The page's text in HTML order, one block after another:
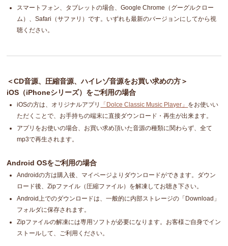
スマートフォン、タブレットの場合、Google Chrome（グーグルクロー
ム）、Safari（サファリ）です。いずれも最新のバージョンにしてから視
聴ください。
＜CD音源、圧縮音源、ハイレゾ音源をお買い求めの方＞
iOS（iPhoneシリーズ）をご利用の場合
iOSの方は、オリジナルアプリ 「Dolce Classic Music Player」 をお使いい
ただくことで、お手持ちの端末に直接ダウンロード・再生が出来ます。
アプリをお使いの場合、お買い求め頂いた音源の種類に関わらず、全て
mp3で再生されます。
Android OSをご利用の場合
Androidの方は購入後、マイページよりダウンロードができます。ダウン
ロード後、Zipファイル（圧縮ファイル）を解凍してお聴き下さい。
Android上でのダウンロードは、一般的に内部ストレージの「Download」
フォルダに保存されます。
Zipファイルの解凍には専用ソフトが必要になります。お客様ご自身でイン
ストールして、ご利用ください。